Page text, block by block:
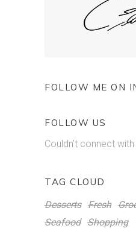
FOLLOW ME ON
FOLLOW US
Couldn't connect
TAG CLOUD
Desserts Fresh
Seafood Shopping